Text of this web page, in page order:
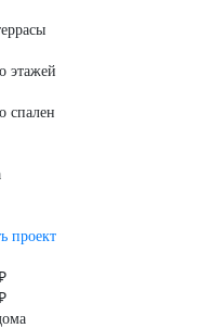
этажей
спален
проект